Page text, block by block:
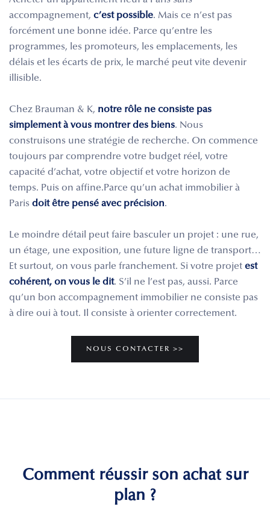
accompagnement, c’est possible. Mais ce n’est pas
forcément une bonne idée. Parce qu’entre les
programmes, les promoteurs, les emplacements, les
délais et les écarts de prix, le marché peut vite devenir
illisible.
Chez Brauman & K, notre rôle ne consiste pas
simplement à vous montrer des biens. Nous
construisons une stratégie de recherche. On commence
toujours par comprendre votre budget réel, votre
capacité d’achat, votre objectif et votre horizon de
temps. Puis on affine.Parce qu’un achat immobilier à
Paris doit être pensé avec précision.
Le moindre détail peut faire basculer un projet : une rue,
un étage, une exposition, une future ligne de transport…
Et surtout, on vous parle franchement. Si votre projet est
cohérent, on vous le dit. S’il ne l’est pas, aussi. Parce
qu’un bon accompagnement immobilier ne consiste pas
à dire oui à tout. Il consiste à orienter correctement.
NOUS CONTACTER >>
Comment réussir son achat sur
plan ?